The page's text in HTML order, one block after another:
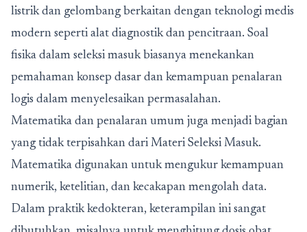
listrik dan gelombang berkaitan dengan teknologi medis
modern seperti alat diagnostik dan pencitraan. Soal
fisika dalam seleksi masuk biasanya menekankan
pemahaman konsep dasar dan kemampuan penalaran
logis dalam menyelesaikan permasalahan.
Matematika dan penalaran umum juga menjadi bagian
yang tidak terpisahkan dari Materi Seleksi Masuk.
Matematika digunakan untuk mengukur kemampuan
numerik, ketelitian, dan kecakapan mengolah data.
Dalam praktik kedokteran, keterampilan ini sangat